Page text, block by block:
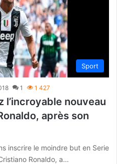
Sport
1 1 427
nouveau
après son
inscrire le moindre but en Serie
Ronaldo, a…